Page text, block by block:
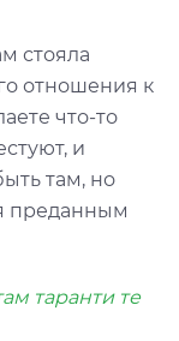
стояла
отношения к
что-то
и
там, но
преданным
таранти те